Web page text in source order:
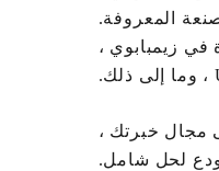
المعروفة.
في زيمبابوي ،
مجال خبرتك ،
لحل شامل.